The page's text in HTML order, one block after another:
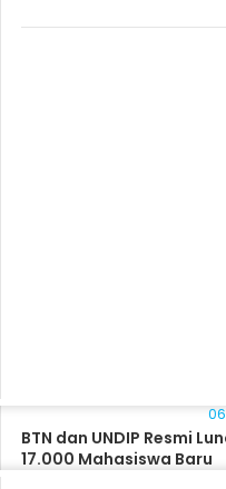
BTN dan UNDIP Resmi
17.000 Mahasiswa Baru